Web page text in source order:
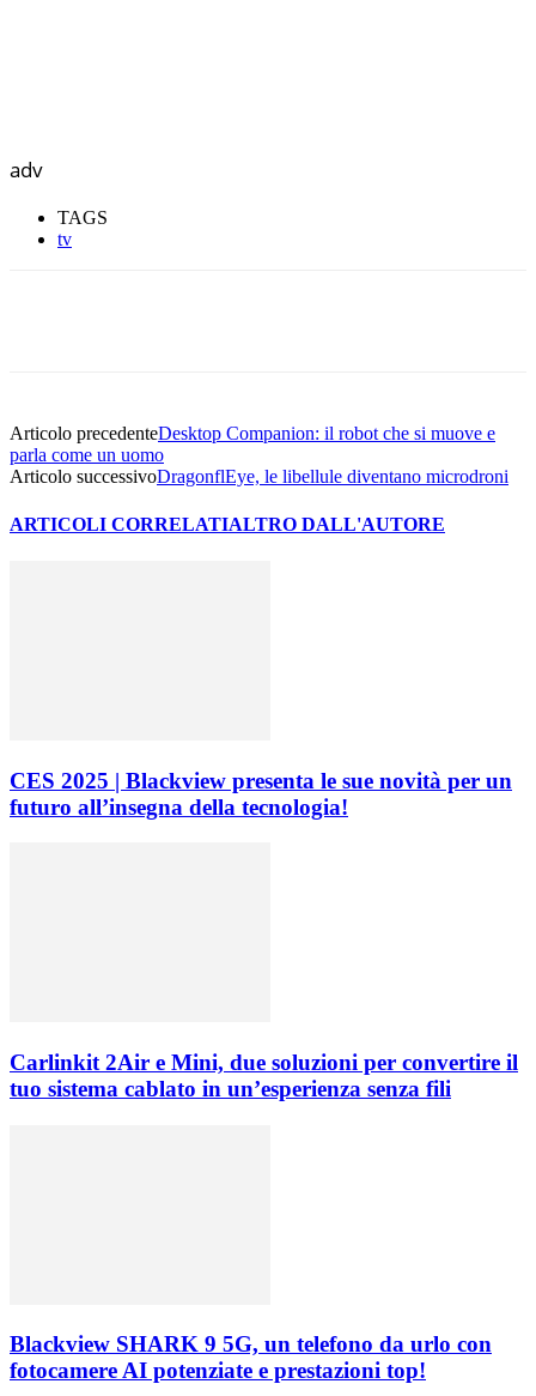
adv
TAGS
tv
Articolo precedenteDesktop Companion: il robot che si muove e
parla come un uomo
Articolo successivoDragonflEye, le libellule diventano microdroni
ARTICOLI CORRELATIALTRO DALL'AUTORE
CES 2025 | Blackview presenta le sue novità per un
futuro all’insegna della tecnologia!
Carlinkit 2Air e Mini, due soluzioni per convertire il
tuo sistema cablato in un’esperienza senza fili
Blackview SHARK 9 5G, un telefono da urlo con
fotocamere AI potenziate e prestazioni top!